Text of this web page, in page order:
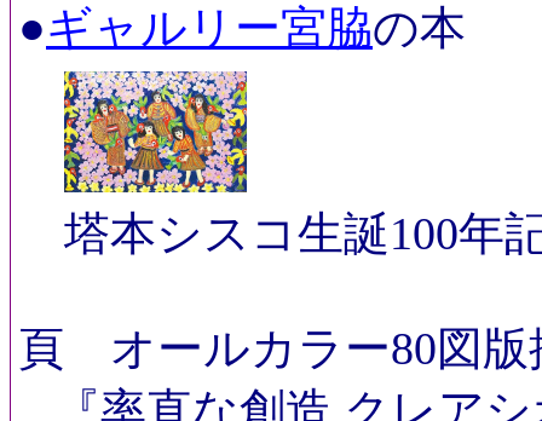
●ギャルリー宮脇の本
塔本シスコ生誕100年
頁 オールカラー80図
『率直な創造 クレア